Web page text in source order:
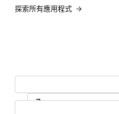
探索所有應用程式